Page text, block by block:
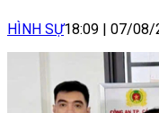
HÌNH SỰ18:09 07/08/